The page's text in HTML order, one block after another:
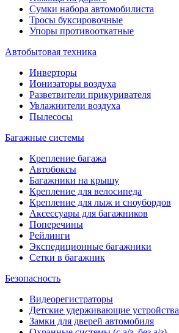
Сумки набора автомобилиста
Тросы буксировочные
Упоры противооткатные
Автобытовая техника
Инверторы
Ионизаторы воздуха
Разветвители прикуривателя
Увлажнители воздуха
Пылесосы
Багажные системы
Крепление багажа
Автобоксы
Багажники на крышу
Крепление для велосипеда
Крепление для лыж и сноубордов
Аксессуары для багажников
Поперечины
Рейлинги
Экспедиционные багажники
Сетки в багажник
Безопасность
Видеорегистраторы
Детские удерживающие устройства
Замки для дверей автомобиля